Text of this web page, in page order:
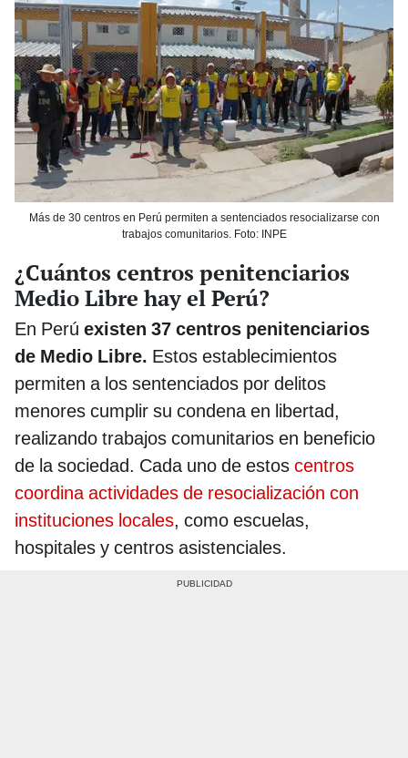
Más de 30 centros en Perú permiten a sentenciados resocializarse con
trabajos comunitarios. Foto: INPE
¿Cuántos centros penitenciarios
Medio Libre hay el Perú?
En Perú existen 37 centros penitenciarios
de Medio Libre. Estos establecimientos
permiten a los sentenciados por delitos
menores cumplir su condena en libertad,
realizando trabajos comunitarios en beneficio
de la sociedad. Cada uno de estos centros
coordina actividades de resocialización con
instituciones locales, como escuelas,
hospitales y centros asistenciales.